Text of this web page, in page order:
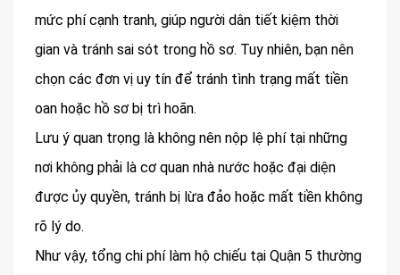
mức phí cạnh tranh, giúp người dân tiết kiệm thời
gian và tránh sai sót trong hồ sơ. Tuy nhiên, bạn nên
chọn các đơn vị uy tín để tránh tình trạng mất tiền
oan hoặc hồ sơ bị trì hoãn.
Lưu ý quan trọng là không nên nộp lệ phí tại những
nơi không phải là cơ quan nhà nước hoặc đại diện
được ủy quyền, tránh bị lừa đảo hoặc mất tiền không
rõ lý do.
Như vậy, tổng chi phí làm hộ chiếu tại Quận 5 thường